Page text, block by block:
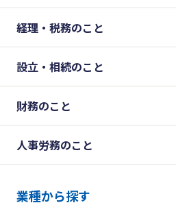
経理・税務のこと
設立・相続のこと
財務のこと
人事労務のこと
業種から探す